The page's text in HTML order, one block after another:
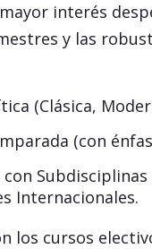
interés
y las
(Clásica,
(con
Internacionales.
los cursos